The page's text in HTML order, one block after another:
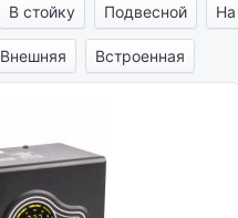
В стойку Подвесной
Внешняя Встроенная